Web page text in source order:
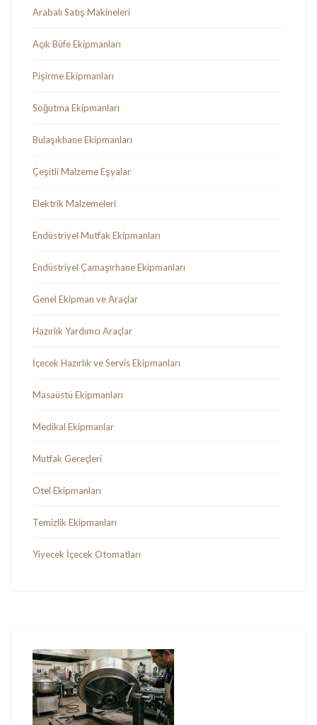
Arabalı Satış Makineleri
Açık Büfe Ekipmanları
Pişirme Ekipmanları
Soğutma Ekipmanları
Bulaşıkhane Ekipmanları
Çeşitli Malzeme Eşyalar
Elektrik Malzemeleri
Endüstriyel Mutfak Ekipmanları
Endüstriyel Çamaşırhane Ekipmanları
Genel Ekipman ve Araçlar
Hazırlık Yardımcı Araçlar
İçecek Hazırlık ve Servis Ekipmanları
Masaüstü Ekipmanları
Medikal Ekipmanlar
Mutfak Gereçleri
Otel Ekipmanları
Temizlik Ekipmanları
Yiyecek İçecek Otomatları